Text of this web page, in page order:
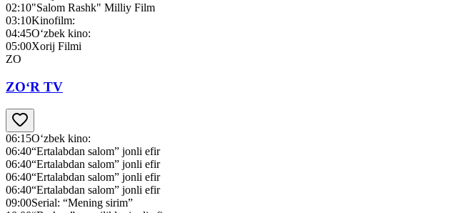
02:10"Salom Rashk" Milliy Film
03:10Kinofilm:
04:45O‘zbek kino:
05:00Xorij Filmi
ZO
ZO‘R TV
06:15O‘zbek kino:
06:40“Ertalabdan salom” jonli efir
06:40“Ertalabdan salom” jonli efir
06:40“Ertalabdan salom” jonli efir
06:40“Ertalabdan salom” jonli efir
09:00Serial: “Mening sirim”